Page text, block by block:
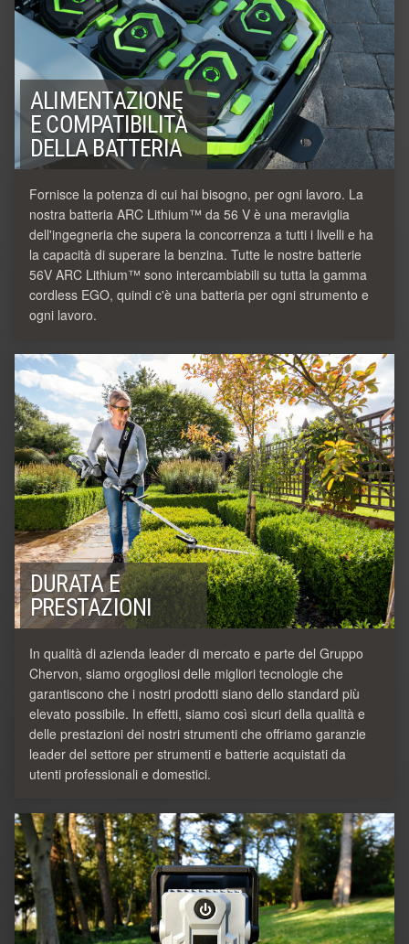
ALIMENTAZIONE
E COMPATIBILITÀ
DELLA BATTERIA
Fornisce la potenza di cui hai bisogno, per ogni lavoro. La
nostra batteria ARC Lithium™ da 56 V è una meraviglia
dell'ingegneria che supera la concorrenza a tutti i livelli e ha
la capacità di superare la benzina. Tutte le nostre batterie
56V ARC Lithium™ sono intercambiabili su tutta la gamma
cordless EGO, quindi c'è una batteria per ogni strumento e
ogni lavoro.
DURATA E
PRESTAZIONI
In qualità di azienda leader di mercato e parte del Gruppo
Chervon, siamo orgogliosi delle migliori tecnologie che
garantiscono che i nostri prodotti siano dello standard più
elevato possibile. In effetti, siamo così sicuri della qualità e
delle prestazioni dei nostri strumenti che offriamo garanzie
leader del settore per strumenti e batterie acquistati da
utenti professionali e domestici.